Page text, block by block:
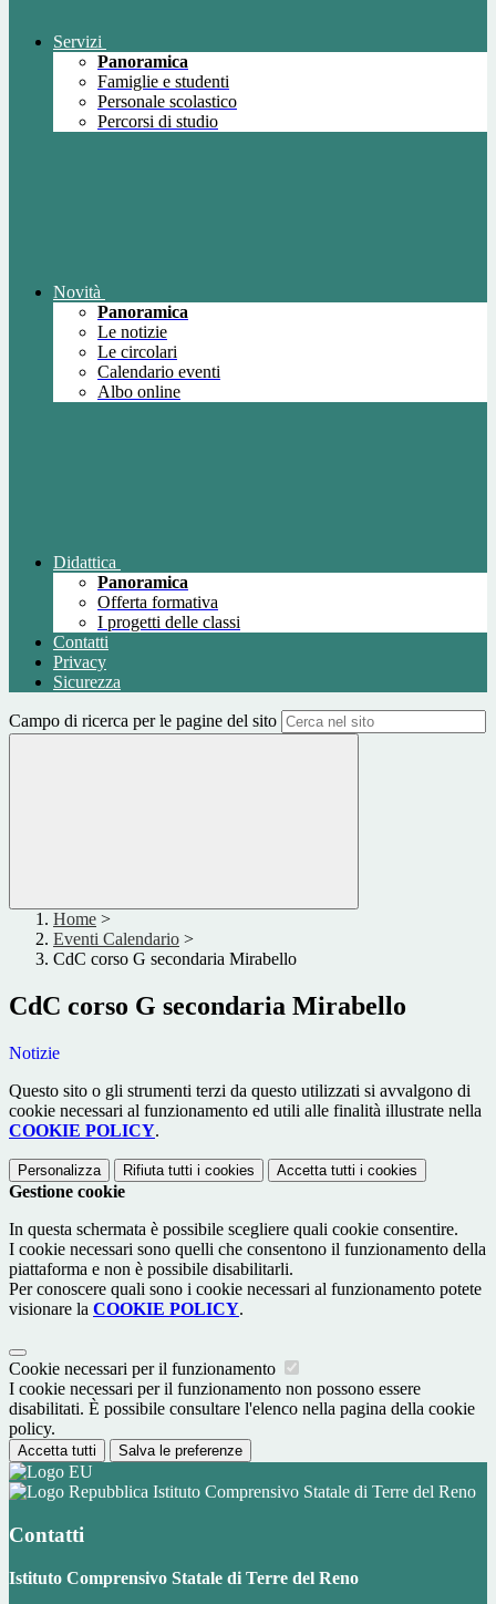
Servizi
Panoramica
Famiglie e studenti
Personale scolastico
Percorsi di studio
Novità
Panoramica
Le notizie
Le circolari
Calendario eventi
Albo online
Didattica
Panoramica
Offerta formativa
I progetti delle classi
Contatti
Privacy
Sicurezza
Campo di ricerca per le pagine del sito
Home >
Eventi Calendario >
CdC corso G secondaria Mirabello
CdC corso G secondaria Mirabello
Notizie
Questo sito o gli strumenti terzi da questo utilizzati si avvalgono di
cookie necessari al funzionamento ed utili alle finalità illustrate nella
COOKIE POLICY.
Personalizza Rifiuta tutti i cookies Accetta tutti i cookies
Gestione cookie
In questa schermata è possibile scegliere quali cookie consentire.
I cookie necessari sono quelli che consentono il funzionamento della
piattaforma e non è possibile disabilitarli.
Per conoscere quali sono i cookie necessari al funzionamento potete
visionare la COOKIE POLICY.
Cookie necessari per il funzionamento
I cookie necessari per il funzionamento non possono essere
disabilitati. È possibile consultare l'elenco nella pagina della cookie
policy.
Accetta tutti Salva le preferenze
Istituto Comprensivo Statale di Terre del Reno
Contatti
Istituto Comprensivo Statale di Terre del Reno